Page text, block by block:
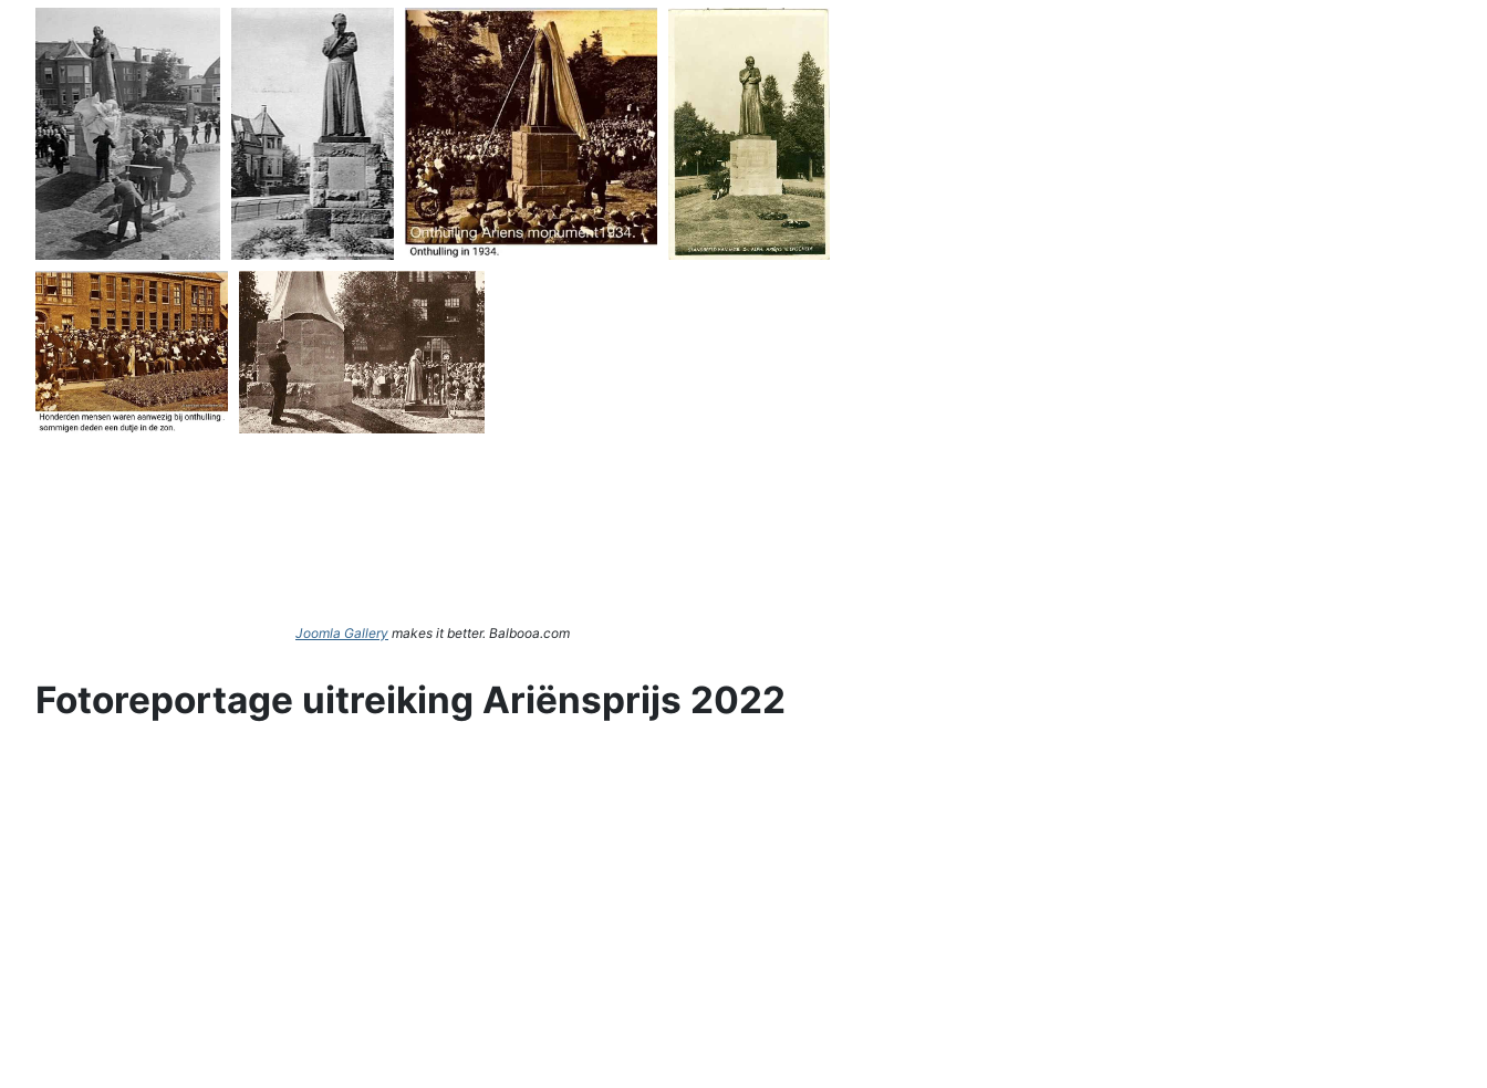
Joomla Gallery makes it better. Balbooa.com
Fotoreportage uitreiking Ariënsprijs 2022